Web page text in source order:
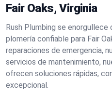
Fair Oaks, Virginia
Rush Plumbing se enorgullece
plomería confiable para Fair
reparaciones de emergencia,
servicios de mantenimiento,
ofrecen soluciones rápidas,
excepcional.